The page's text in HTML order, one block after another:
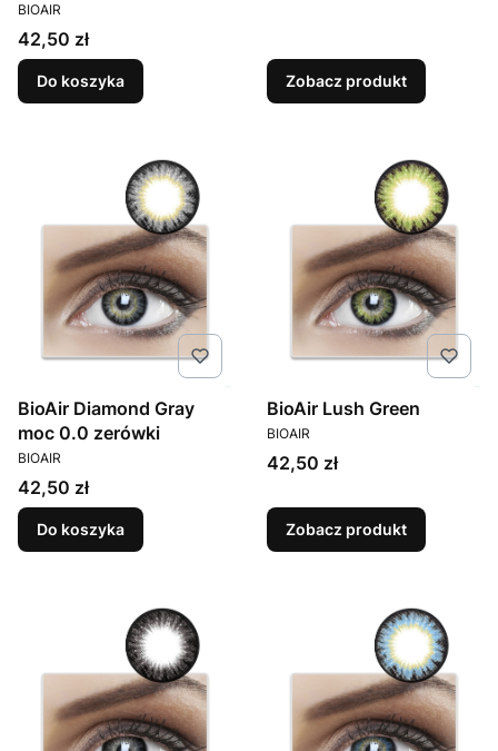
PRODUCENT
BIOAIR
Cena
42,50 zł
Do koszyka Zobacz produkt
BioAir Diamond Gray
moc 0.0 zerówki
PRODUCENT
BIOAIR
Cena
42,50 zł
Do koszyka
BioAir Lush Green
PRODUCENT
BIOAIR
Cena
42,50 zł
Zobacz produkt